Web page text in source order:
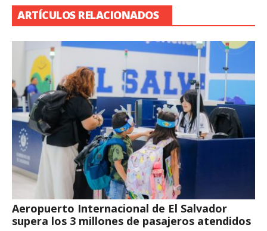
ARTÍCULOS RELACIONADOS
Aeropuerto Internacional de El Salvador
supera los 3 millones de pasajeros atendidos